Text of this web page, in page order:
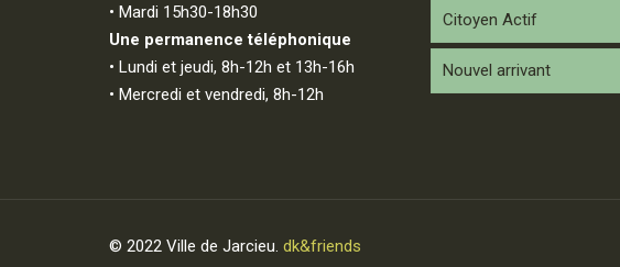
• Mardi 15h30-18h30
Une permanence téléphonique
• Lundi et jeudi, 8h-12h et 13h-16h
• Mercredi et vendredi, 8h-12h
Citoyen Actif
Nouvel arrivant
© 2022 Ville de Jarcieu. dk&friends